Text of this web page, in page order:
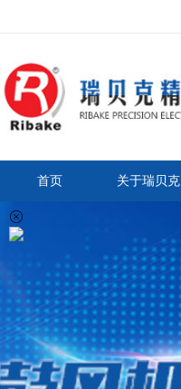
首页 关于瑞贝克